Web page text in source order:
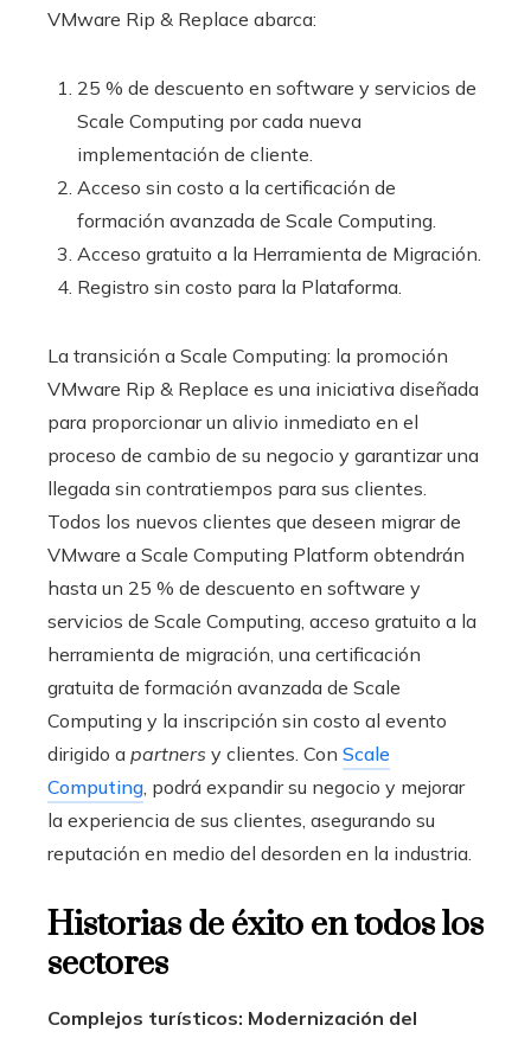
VMware Rip & Replace abarca:
25 % de descuento en software y servicios de
Scale Computing por cada nueva
implementación de cliente.
Acceso sin costo a la certificación de
formación avanzada de Scale Computing.
Acceso gratuito a la Herramienta de Migración.
Registro sin costo para la Plataforma.
La transición a Scale Computing: la promoción
VMware Rip & Replace es una iniciativa diseñada
para proporcionar un alivio inmediato en el
proceso de cambio de su negocio y garantizar una
llegada sin contratiempos para sus clientes.
Todos los nuevos clientes que deseen migrar de
VMware a Scale Computing Platform obtendrán
hasta un 25 % de descuento en software y
servicios de Scale Computing, acceso gratuito a la
herramienta de migración, una certificación
gratuita de formación avanzada de Scale
Computing y la inscripción sin costo al evento
dirigido a partners y clientes. Con Scale
Computing, podrá expandir su negocio y mejorar
la experiencia de sus clientes, asegurando su
reputación en medio del desorden en la industria.
Historias de éxito en todos los
sectores
Complejos turísticos: Modernización del